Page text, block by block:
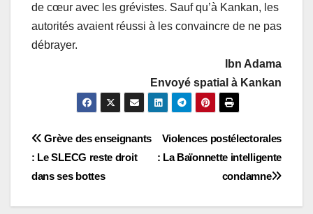
de cœur avec les grévistes. Sauf qu’à Kankan, les
autorités avaient réussi à les convaincre de ne pas
débrayer.
Ibn Adama
Envoyé spatial à Kankan
Navigation
de
l’article
Violences postélectorales
: La Baïonnette intelligente
condamne
Grève des enseignants
: Le SLECG reste droit
dans ses bottes